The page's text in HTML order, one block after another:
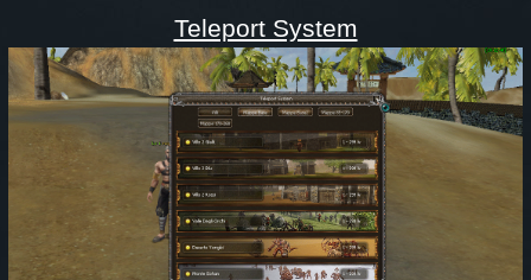
Teleport System